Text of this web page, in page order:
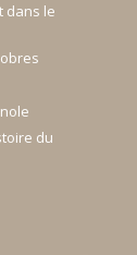
dans le
du